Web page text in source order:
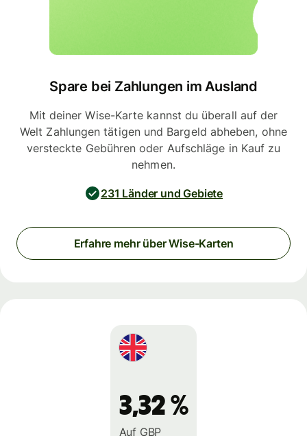
Spare bei Zahlungen im Ausland
Mit deiner Wise-Karte kannst du überall auf der
Welt Zahlungen tätigen und Bargeld abheben, ohne
versteckte Gebühren oder Aufschläge in Kauf zu
nehmen.
231 Länder und Gebiete
Erfahre mehr über Wise-Karten
3,32 %
Auf GBP